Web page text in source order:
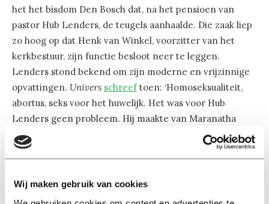
Wij maken gebruik van cookies
het het bisdom Den Bosch dat, na het pensioen van
pastor Hub Lenders, de teugels aanhaalde. Die zaak liep
zo hoog op dat Henk van Winkel, voorzitter van het
kerkbestuur, zijn functie besloot neer te leggen.
Lenders stond bekend om zijn moderne en vrijzinnige
opvattingen. Univers schreeftoen: ‘Homoseksualiteit,
abortus, seks voor het huwelijk. Het was voor Hub
Lenders geen probleem. Hij maakte van Maranatha
meer een huiskamer dan een kerk.’
volgt: “Ik denk niet in termen als modern of
traditioneel. Het gaat mij bij het geloof alleen om de